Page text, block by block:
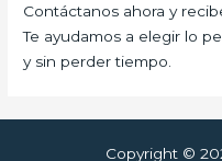
Contáctanos ahora y
Te ayudamos a elegir lo
y sin perder tiempo.
Copyright ©